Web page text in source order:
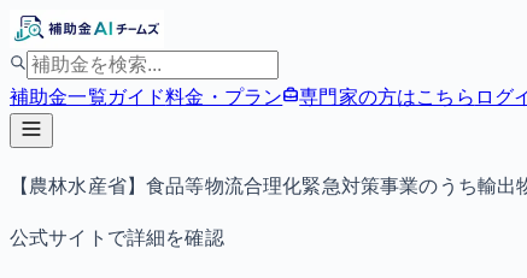
補助金一覧ガイド料金・プラン 専門家の方はこちら ログ
【農林水産省】食品等物流合理化緊急対策事業のうち輸出
公式サイトで詳細を確認